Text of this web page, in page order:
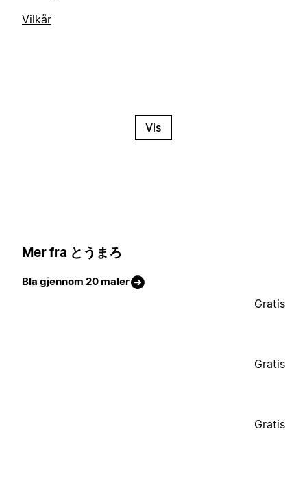
Vilkår
Vis
Mer fra とうまろ
Bla gjennom 20 maler
Gratis
Gratis
Gratis